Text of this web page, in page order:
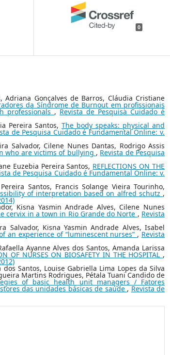
0
Gonçalves de Barros, Cláudia Cristiane
da Síndrome de Burnout em profissionais
professionals,Revista de Pesquisa Cuidado é
Pereira Santos, The body speaks: physical and
de Pesquisa Cuidado é Fundamental Online: v.
Salvador, Cilene Nunes Dantas, Rodrigo Assis
who are victims of bullying , Revista de Pesquisa
Euzebia Pereira Santos, REFLECTIONS ON THE
de Pesquisa Cuidado é Fundamental Online: v.
Santos, Francis Solange Vieira Tourinho,
of interpretation based on alfred schutz,
Kisna Yasmin Andrade Alves, Cilene Nunes
cervix in a town in Rio Grande do Norte , Revista
Salvador, Kisna Yasmin Andrade Alves, Isabel
an experience of “luminescent nurses” ,Revista
Ayanne Alves dos Santos, Amanda Larissa
OF NURSES ON BIOSAFETY IN THE HOSPITAL ,
Santos, Louise Gabriella Lima Lopes da Silva
Martins Rodrigues, Pétala Tuani Candido de
of basic health unit managers / Fatores
das unidades básicas de saúde,Revista de